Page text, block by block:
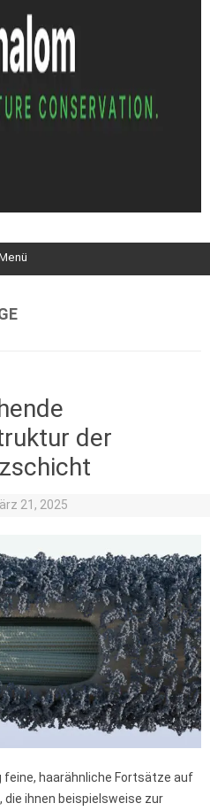
der
21, 2025
feine, haarähnliche Fortsätze auf
die ihnen beispielsweise zur